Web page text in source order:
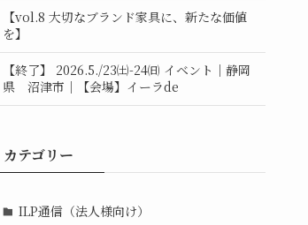
【vol.8 大切なブランド家具に、新たな価値
を】
【終了】 2026.5./23㈯-24㈰ イベント｜静岡
県 沼津市｜【会場】イーラde
カテゴリー
ILP通信（法人様向け）